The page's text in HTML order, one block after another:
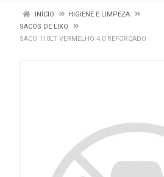
INÍCIO
HIGIENE E LIMPEZA
SACOS DE LIXO
SACO 110LT VERMELHO 4.0 REFORÇADO